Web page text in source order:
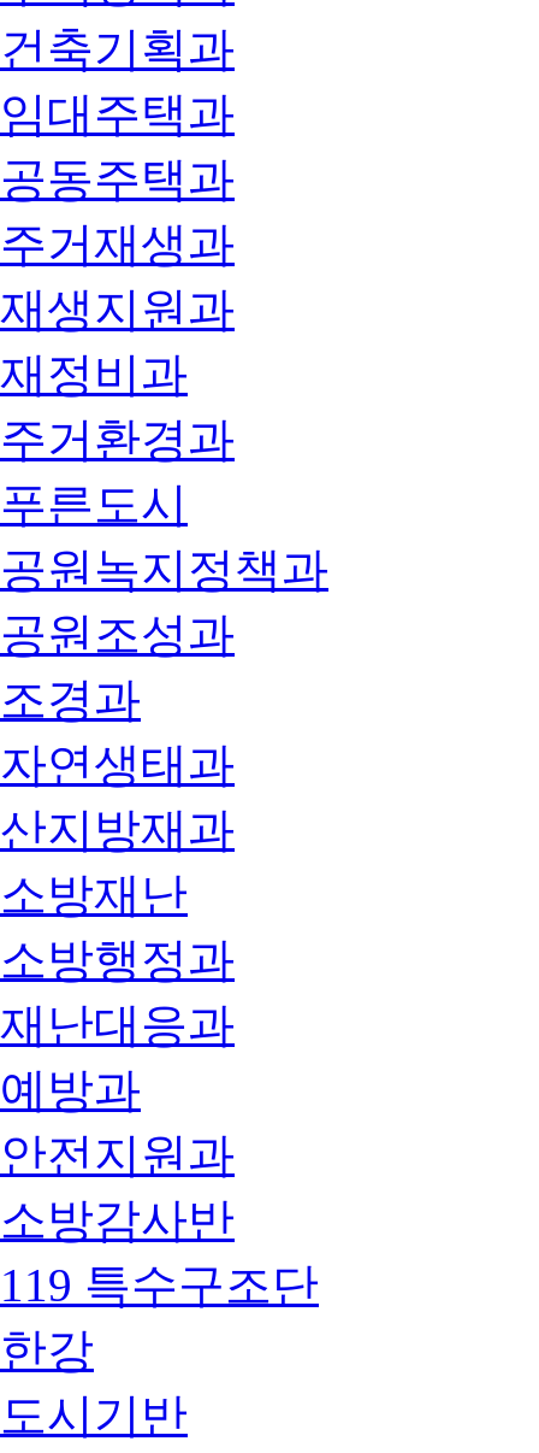
건축기획과
임대주택과
공동주택과
주거재생과
재생지원과
재정비과
주거환경과
푸른도시
공원녹지정책과
공원조성과
조경과
자연생태과
산지방재과
소방재난
소방행정과
재난대응과
예방과
안전지원과
소방감사반
119 특수구조단
한강
도시기반